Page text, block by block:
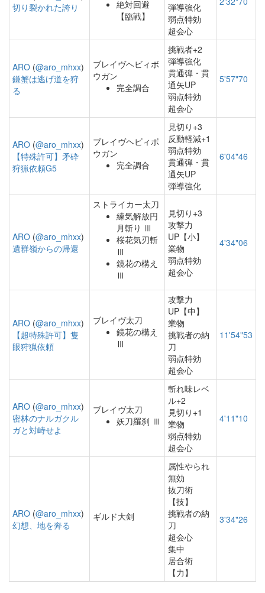
切り裂かれた誇り
絶対回避
【臨戦】
弾導強化
弱点特効
超会心
ARO (@aro_mhxx)
鎌蟹は逃げ道を狩
る
ブレイヴヘビィボ
ウガン
完全調合
挑戦者+2
弾導強化
貫通弾・貫
通矢UP
弱点特効
超会心
5'57"70
ARO (@aro_mhxx)
【特殊許可】矛砕
狩猟依頼G5
ブレイヴヘビィボ
ウガン
完全調合
見切り+3
反動軽減+1
弱点特効
貫通弾・貫
通矢UP
弾導強化
6'04"46
ARO (@aro_mhxx)
遺群嶺からの帰還
ストライカー太刀
練気解放円
月斬り Ⅲ
桜花気刃斬
Ⅲ
鏡花の構え
Ⅲ
見切り+3
攻撃力
UP【小】
業物
弱点特効
超会心
4'34"06
ARO (@aro_mhxx)
【超特殊許可】隻
眼狩猟依頼
ブレイヴ太刀
鏡花の構え
Ⅲ
攻撃力
UP【中】
業物
挑戦者の納
刀
弱点特効
超会心
11'54"53
ARO (@aro_mhxx)
密林のナルガクル
ガと対峙せよ
ブレイヴ太刀
妖刀羅刹 Ⅲ
斬れ味レベ
ル+2
見切り+1
業物
弱点特効
超会心
4'11"10
ARO (@aro_mhxx)
幻想、地を奔る
ギルド大剣
属性やられ
無効
抜刀術
【技】
挑戦者の納
刀
超会心
集中
居合術
【力】
3'34"26